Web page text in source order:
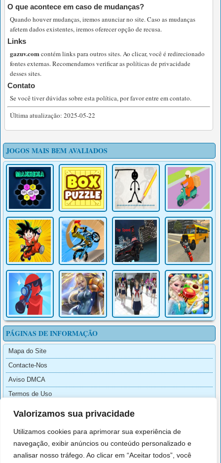
Valorizamos sua privacidade
Utilizamos cookies para aprimorar sua experiência de
navegação, exibir anúncios ou conteúdo personalizado e
analisar nosso tráfego. Ao clicar em “Aceitar todos”, você
O que acontece em caso de mudanças?
Quando houver mudanças, iremos anunciar no site. Caso as mudanças
afetem dados existentes, iremos oferecer opção de recusa.
Links
gazuv.comcontém links para outros sites. Ao clicar, você é redirecionado
fontes externas. Recomendamos verificar as políticas de privacidade
desses sites.
Contato
Se você tiver dúvidas sobre esta política, por favor entre em contato.
Última atualização: 2025-05-22
JOGOS MAIS BEM AVALIADOS
PÁGINAS DE INFORMAÇÃO
Mapa do Site
Contacte-Nos
Aviso DMCA
Termos de Uso